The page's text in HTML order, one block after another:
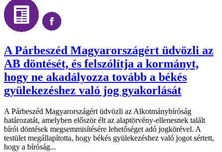
A Párbeszéd Magyarországért üdvözli az
AB döntését, és felszólítja a kormányt,
hogy ne akadályozza tovább a békés
gyülekezéshez való jog gyakorlását
A Párbeszéd Magyarországért üdvözli az Alkotmánybíróság
határozatát, amelyben először élt az alaptörvény-ellenesnek talált
bírói döntések megsemmisítésére lehetőséget adó jogkörével. A
testület megállapította, hogy békés gyülekezéshez való jogot sértett,
hogy a bíróság...